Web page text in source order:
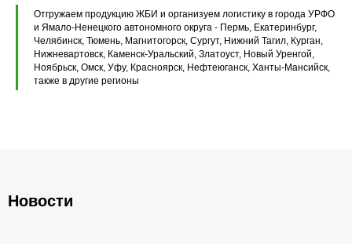
Отгружаем продукцию ЖБИ и организуем логистику в города УРФО
и Ямало-Ненецкого автономного округа - Пермь, Екатеринбург,
Челябинск, Тюмень, Магнитогорск, Сургут, Нижний Тагил, Курган,
Нижневартовск, Каменск-Уральский, Златоуст, Новый Уренгой,
Ноябрьск, Омск, Уфу, Красноярск, Нефтеюганск, Ханты-Мансийск,
также в другие регионы
Новости
Плиты перекрытия ПТ
Фундаментные блоки ФБС